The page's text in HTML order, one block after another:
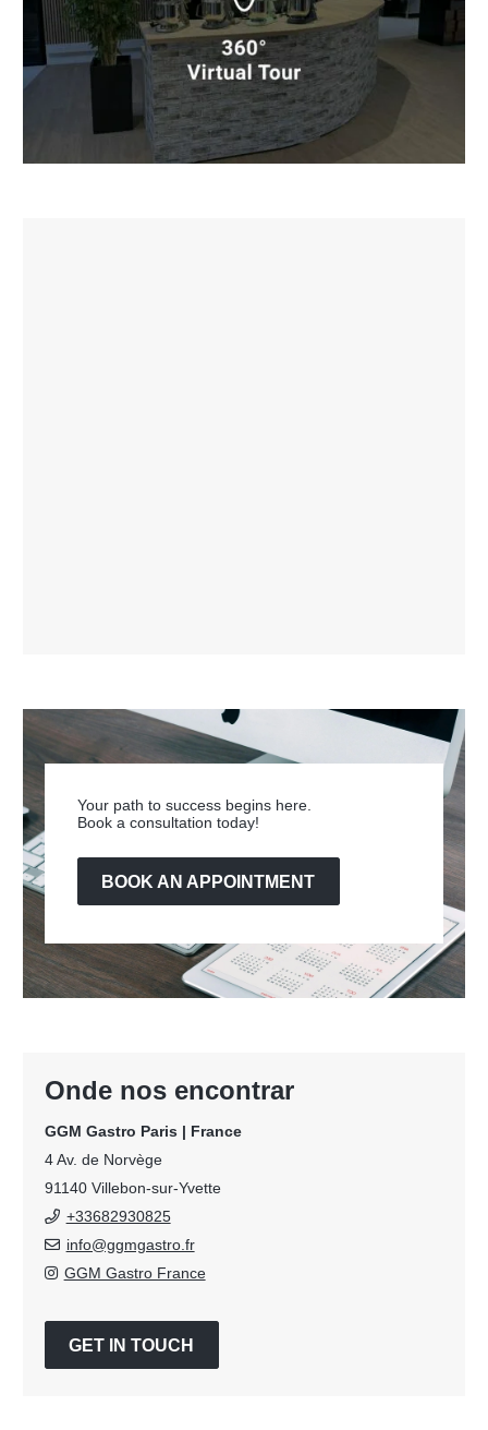
Your path to success begins here.
Book a consultation today!
BOOK AN APPOINTMENT
Onde nos encontrar
GGM Gastro Paris | France
4 Av. de Norvège
91140 Villebon-sur-Yvette
+33682930825
info@ggmgastro.fr
GGM Gastro France
GET IN TOUCH